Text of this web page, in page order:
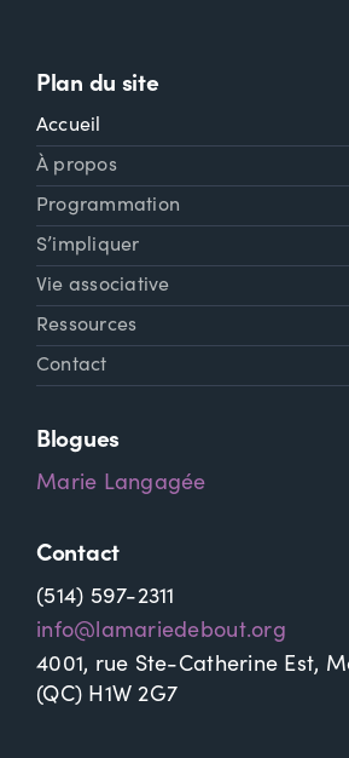
Plan du site
Accueil
À propos
Programmation
S’impliquer
Vie associative
Ressources
Contact
Blogues
Marie Langagée
Contact
(514) 597-2311
info@lamariedebout.org
4001, rue Ste-Catherine Est,
(QC) H1W 2G7